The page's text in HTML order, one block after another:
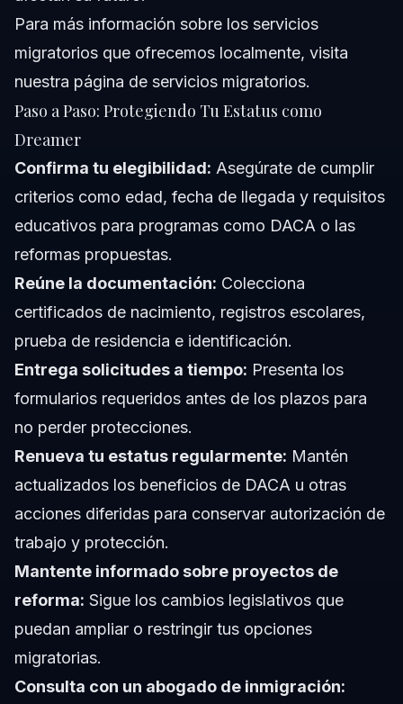
Para más información sobre los servicios
migratorios que ofrecemos localmente, visita
nuestra página de servicios migratorios.
Paso a Paso: Protegiendo Tu Estatus como
Dreamer
Confirma tu elegibilidad: Asegúrate de cumplir
criterios como edad, fecha de llegada y requisitos
educativos para programas como DACA o las
reformas propuestas.
Reúne la documentación: Colecciona
certificados de nacimiento, registros escolares,
prueba de residencia e identificación.
Entrega solicitudes a tiempo: Presenta los
formularios requeridos antes de los plazos para
no perder protecciones.
Renueva tu estatus regularmente: Mantén
actualizados los beneficios de DACA u otras
acciones diferidas para conservar autorización de
trabajo y protección.
Mantente informado sobre proyectos de
reforma: Sigue los cambios legislativos que
puedan ampliar o restringir tus opciones
migratorias.
Consulta con un abogado de inmigración: